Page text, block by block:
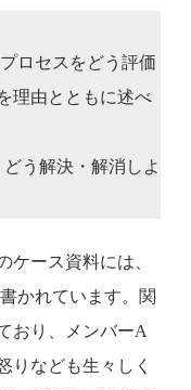
ロセスをどう評価
理由とともに述べ
う解決・解消しよ
ケース資料には、
かれています。関
おり、メンバーA
りなども生々しく